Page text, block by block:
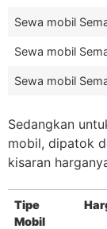
Sewa mobil
Sewa mobil
Sewa mobil
Sedangkan
mobil, dipatok
kisaran
Tipe
Mobil